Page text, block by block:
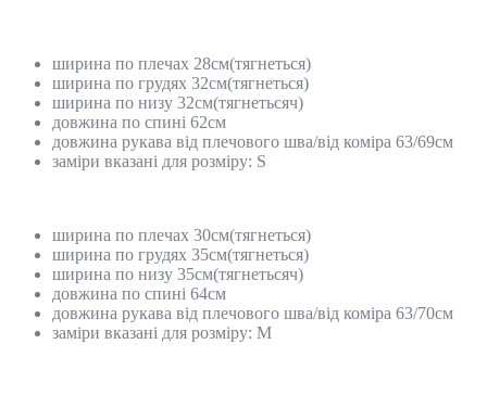
ширина по плечах 28см(тягнеться)
ширина по грудях 32см(тягнеться)
ширина по низу 32см(тягнетьсяч)
довжина по спині 62см
довжина рукава від плечового шва/від коміра 63/69см
заміри вказані для розміру: S
ширина по плечах 30см(тягнеться)
ширина по грудях 35см(тягнеться)
ширина по низу 35см(тягнетьсяч)
довжина по спині 64см
довжина рукава від плечового шва/від коміра 63/70см
заміри вказані для розміру: M